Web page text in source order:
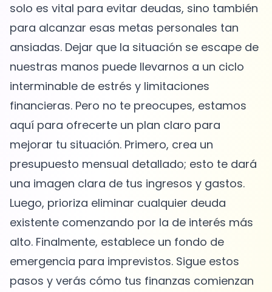
solo es vital para evitar deudas, sino también
para alcanzar esas metas personales tan
ansiadas. Dejar que la situación se escape de
nuestras manos puede llevarnos a un ciclo
interminable de estrés y limitaciones
financieras. Pero no te preocupes, estamos
aquí para ofrecerte un plan claro para
mejorar tu situación. Primero, crea un
presupuesto mensual detallado; esto te dará
una imagen clara de tus ingresos y gastos.
Luego, prioriza eliminar cualquier deuda
existente comenzando por la de interés más
alto. Finalmente, establece un fondo de
emergencia para imprevistos. Sigue estos
pasos y verás cómo tus finanzas comienzan